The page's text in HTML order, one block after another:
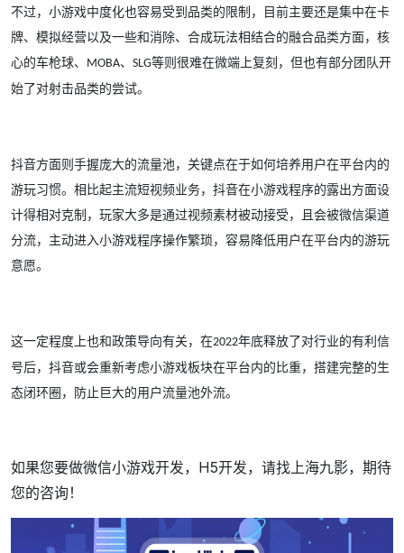
不过，小游戏中度化也容易受到品类的限制，目前主要还是集中在卡
牌、模拟经营以及一些和消除、合成玩法相结合的融合品类方面，核
心的车枪球、 MOBA、 SLG等则很难在微端上复刻，但也有部分团队开
始了对射击品类的尝试。
抖音方面则手握庞大的流量池，关键点在于如何培养用户在平台内的
游玩习惯。相比起主流短视频业务，抖音在小游戏程序的露出方面设
计得相对克制，玩家大多是通过视频素材被动接受，且会被微信渠道
分流，主动进入小游戏程序操作繁琐，容易降低用户在平台内的游玩
意愿。
这一定程度上也和政策导向有关，在2022年底释放了对行业的有利信
号后，抖音或会重新考虑小游戏板块在平台内的比重，搭建完整的生
态闭环圈，防止巨大的用户流量池外流。
如果您要做微信小游戏开发，H5开发，请找上海九影，期待
您的咨询！